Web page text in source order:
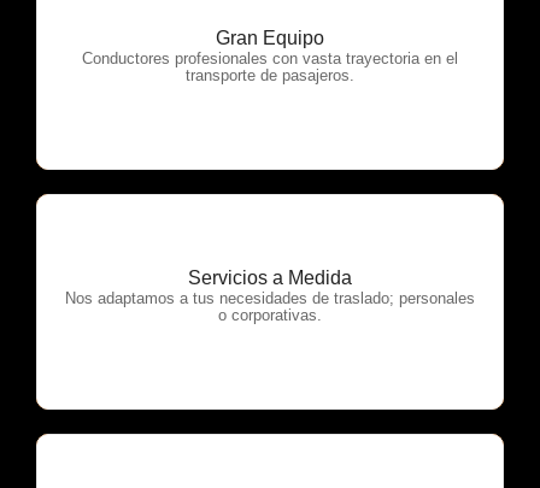
Gran Equipo
Conductores profesionales con vasta trayectoria en el
transporte de pasajeros.
OTP Servicios
Servicios a Medida
Nos adaptamos a tus necesidades de traslado; personales
o corporativas.
OTP Servicios